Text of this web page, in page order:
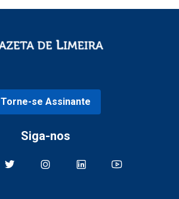
Torne-se Assinante
Siga-nos